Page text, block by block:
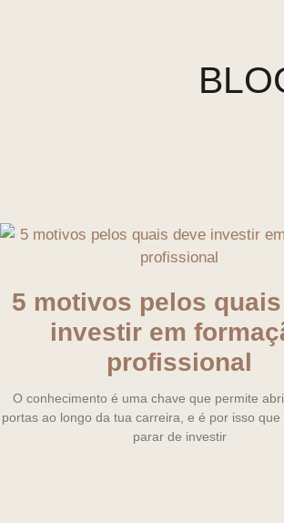
5 motivos pelos
investir em
profissional
O conhecimento é uma chave que permite
portas ao longo da tua carreira, e é por isso que
parar de investir